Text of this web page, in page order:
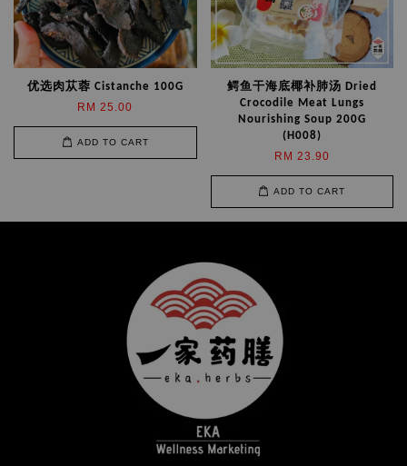
优选肉苁蓉 Cistanche 100G
RM 25.00
ADD TO CART
鳄鱼干海底椰补肺汤 Dried
Crocodile Meat Lungs
Nourishing Soup 200G
(H008)
RM 23.90
ADD TO CART